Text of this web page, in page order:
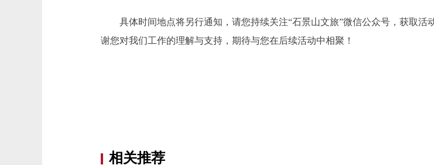
具体时间地点将另行通知，请您持续关注“石景山文旅”微信公众号，获取活
谢您对我们工作的理解与支持，期待与您在后续活动中相聚！
相关推荐